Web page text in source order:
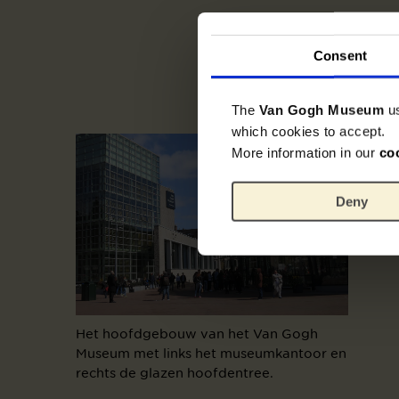
Consent
The Van Gogh Museum
which cookies to accept.
More information in our
Deny
Het hoofdgebouw van het Van Gogh
Museum met links het museumkantoor en
rechts de glazen hoofdentree.